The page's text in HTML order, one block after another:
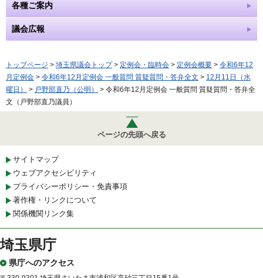
各種ご案内
議会広報
トップページ > 埼玉県議会トップ> 定例会・臨時会 > 定例会概要 > 令和6年12
月定例会 > 令和6年12月定例会 一般質問 質疑質問・答弁全文 > 12月11日（水
曜日）
> 戸野部直乃（公明）
> 令和6年12月定例会 一般質問 質疑質問・答弁全
文（戸野部直乃議員）
ページの先頭へ戻る
サイトマップ
ウェブアクセシビリティ
プライバシーポリシー・免責事項
著作権・リンクについて
関係機関リンク集
埼玉県庁
県庁へのアクセス